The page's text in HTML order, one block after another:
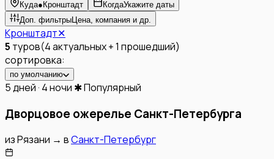
Куда● Кронштадт КогдаУкажите даты
Доп. фильтры Цена, компания и др.
Кронштадт✕
5 туров(4актуальных+1 прошедший)
сортировка:
по умолчанию
5 дней · 4 ночи ✱ Популярный
Дворцовое ожерелье Санкт-Петербурга
изРязани → вСанкт-Петербург